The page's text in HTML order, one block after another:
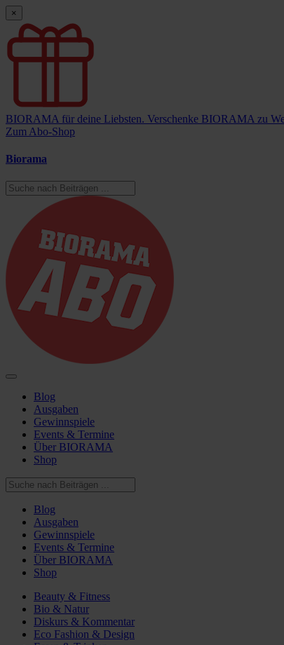
×
BIORAMA für deine Liebsten. Verschenke BIORAMA zu
Zum Abo-Shop
Biorama
Blog
Ausgaben
Gewinnspiele
Events & Termine
Über BIORAMA
Shop
Blog
Ausgaben
Gewinnspiele
Events & Termine
Über BIORAMA
Shop
Beauty & Fitness
Bio & Natur
Diskurs & Kommentar
Eco Fashion & Design